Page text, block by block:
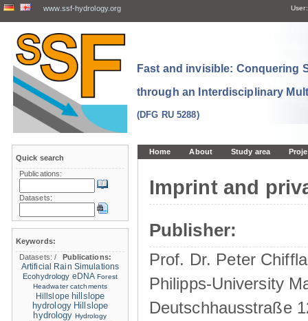
www.ssf-hydrology.org User:
Fast and invisible: Conquering
through an Interdisciplinary
(DFG RU 5288)
Home About Study area
Imprint and
Publisher:
Prof. Dr. Peter
Philipps-University
Deutschhausstraße
Quick search
Publications:
Datasets:
Keywords:
Datasets:/
Publications:
Artificial Rain Simulations
Ecohydrology eDNA Forest
Headwater catchments
Hillslope hillslope
hydrology Hillslope
hydrology Hydrology